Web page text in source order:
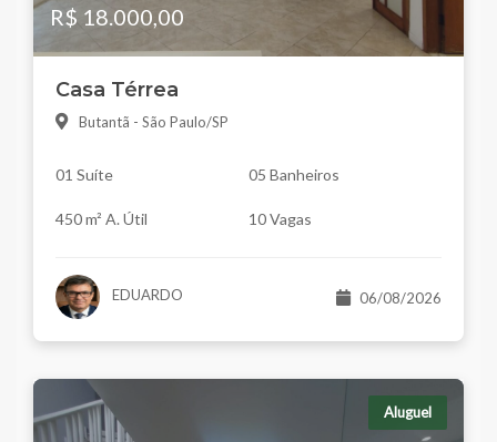
R$ 18.000,00
Casa Térrea
Butantã - São Paulo/SP
01 Suíte 05 Banheiros
450 m² A. Útil 10 Vagas
EDUARDO 06/08/2026
Aluguel